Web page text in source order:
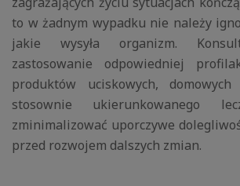
to w żadnym wypadku nie należy
jakie wysyła organizm.
zastosowanie odpowiedniej
produktów uciskowych,
stosownie ukierunkowanego
zminimalizować uporczywe
przed rozwojem dalszych zmian.